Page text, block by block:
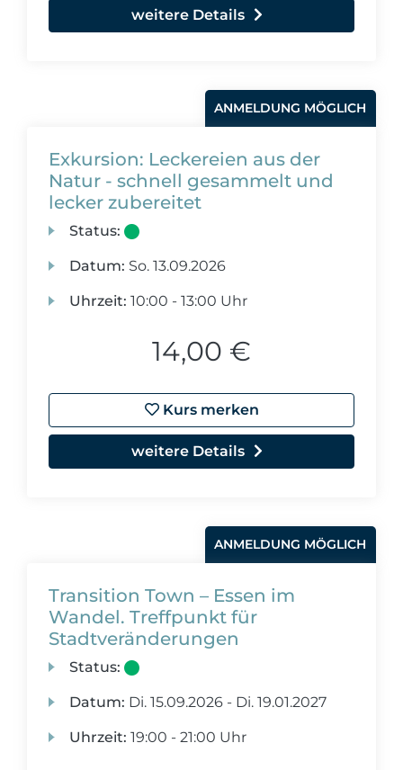
weitere Details
ANMELDUNG MÖGLICH
Exkursion: Leckereien aus der
Natur - schnell gesammelt und
lecker zubereitet
Status:
Datum: So. 13.09.2026
Uhrzeit: 10:00 - 13:00 Uhr
14,00 €
Kurs merken
weitere Details
ANMELDUNG MÖGLICH
Transition Town – Essen im
Wandel. Treffpunkt für
Stadtveränderungen
Status:
Datum: Di. 15.09.2026 - Di. 19.01.2027
Uhrzeit: 19:00 - 21:00 Uhr